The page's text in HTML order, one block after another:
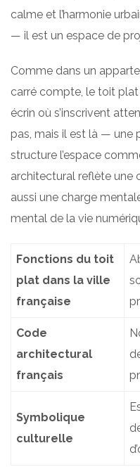
calme et l’harmonie
— il est un espace de
Comme dans un
carré compte, le toit plat
écrin où s’inscrivent
pas, mais il est là — une
structure l’espace
architectural reflète une
aussi une charge
mental de la vie
Fonctions du toit
plat dans la ville
française
Code
architectural
français
Symbolique
culturelle